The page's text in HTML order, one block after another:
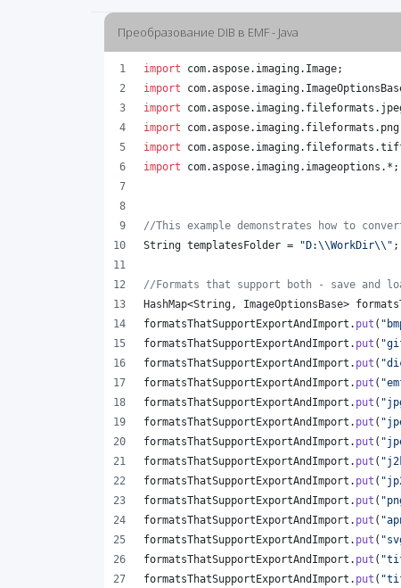
Преобразование DIB в EMF - Java
import com.aspose. imaging. Image;
import
com.aspose. imaging.
import
com.aspose. imaging. fileformats .
import
com.aspose. imaging. fileformats . png
import
com.aspose. imaging. fileformats .
import
com.aspose. imaging. imageoptions .*;
//This example demonstrates how to
String templatesFolder = "D:\\WorkDir\\ " ;
//Formats that support both - save and
HashMap<String, ImageOptionsBase>
formatsThatSupportExportAndImport . put (
formatsThatSupportExportAndImport . put (
formatsThatSupportExportAndImport . put (
formatsThatSupportExportAndImport . put (
formatsThatSupportExportAndImport . put (
formatsThatSupportExportAndImport . put (
formatsThatSupportExportAndImport . put (
formatsThatSupportExportAndImport . put (
formatsThatSupportExportAndImport . put (
formatsThatSupportExportAndImport . put (
formatsThatSupportExportAndImport . put (
formatsThatSupportExportAndImport . put (
formatsThatSupportExportAndImport . put (
formatsThatSupportExportAndImport . put (